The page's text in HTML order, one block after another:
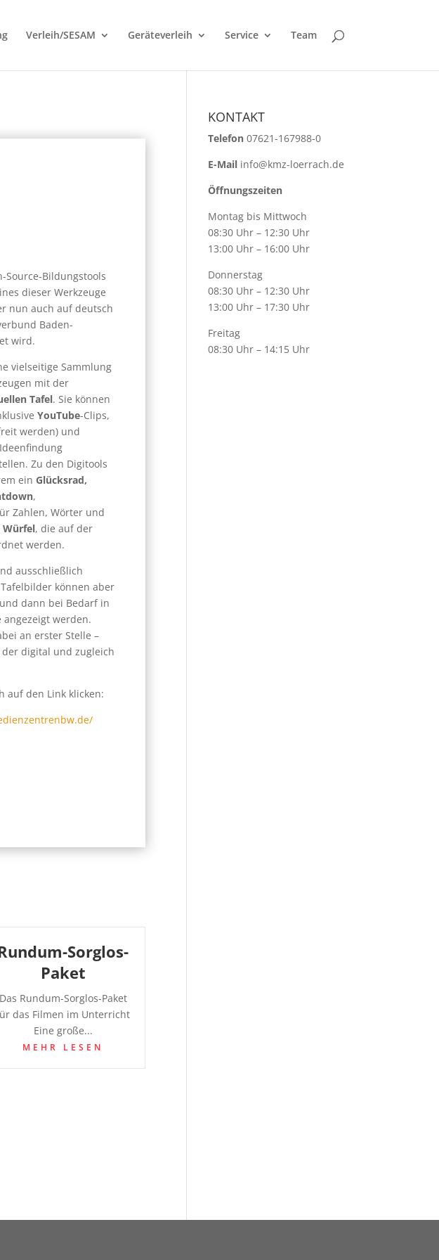
Verleih/SESAM Geräteverleih Service Team
Source-Bildungstools
dieser Werkzeuge
nun auch auf deutsch
Baden-
wird.
vielseitige Sammlung
mit der
Tafel. Sie können
YouTube-Clips,
werden) und
Zu den Digitools
ein Glücksrad,
,
Zahlen, Wörter und
Würfel, die auf der
werden.
ausschließlich
können aber
dann bei Bedarf in
werden.
an erster Stelle –
digital und zugleich
auf den Link klicken:
Sorglos-
Paket
Das Rundum-Sorglos-Paket
das Filmen im Unterricht
Eine große...
MEHR LESEN
KONTAKT
Telefon07621-167988-0
E-Mail info@kmz-loerrach.de
Öffnungszeiten
Montag bis Mittwoch
08:30 Uhr – 12:30 Uhr
13:00 Uhr – 16:00 Uhr
Donnerstag
08:30 Uhr – 12:30 Uhr
13:00 Uhr – 17:30 Uhr
Freitag
08:30 Uhr – 14:15 Uhr